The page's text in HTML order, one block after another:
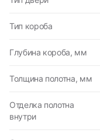
Тип короба
Глубина короба, мм
Толщина полотна, мм
Отделка полотна
внутри